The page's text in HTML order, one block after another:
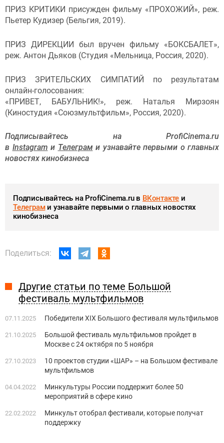
ПРИЗ КРИТИКИ присужден фильму «ПРОХОЖИЙ», реж.
Пьетер Кудизер (Бельгия, 2019).
ПРИЗ ДИРЕКЦИИ был вручен фильму «БОКСБАЛЕТ»,
реж. Антон Дьяков (Студия «Мельница, Россия, 2020).
ПРИЗ ЗРИТЕЛЬСКИХ СИМПАТИЙ по результатам
онлайн-голосования:
«ПРИВЕТ, БАБУЛЬНИК!», реж. Наталья Мирзоян
(Киностудия «Союзмультфильм», Россия, 2020).
Подписывайтесь на ProfiCinema.ru
в Instagram и Телеграм и узнавайте первыми о главных
новостях кинобизнеса
Подписывайтесь на ProfiCinema.ru в ВКонтакте и
Телеграми узнавайте первыми о главных новостях
кинобизнеса
Поделиться:
Другие статьи по теме Большой
фестиваль мультфильмов
07.11.2025 Победители XIX Большого фестиваля мультфильмов
21.10.2025
Большой фестиваль мультфильмов пройдет в
Москве с 24 октября по 5 ноября
27.10.2023
10 проектов студии «ШАР» – на Большом фестивале
мультфильмов
04.04.2022
Минкультуры России поддержит более 50
мероприятий в сфере кино
22.02.2022
Минкульт отобрал фестивали, которые получат
поддержку